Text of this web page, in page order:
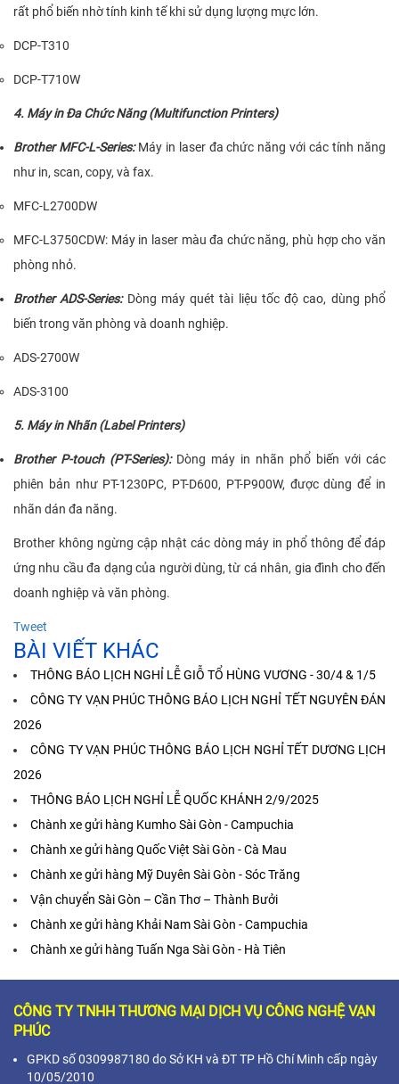
rất phổ biến nhờ tính kinh tế khi sử dụng lượng mực lớn.
DCP-T310
DCP-T710W
4. Máy in Đa Chức Năng (Multifunction Printers)
Brother MFC-L-Series:Máy in laser đa chức năng với các tính năng
như in, scan, copy, và fax.
MFC-L2700DW
MFC-L3750CDW: Máy in laser màu đa chức năng, phù hợp cho văn
phòng nhỏ.
Brother ADS-Series:Dòng máy quét tài liệu tốc độ cao, dùng phổ
biến trong văn phòng và doanh nghiệp.
ADS-2700W
ADS-3100
5. Máy in Nhãn (Label Printers)
Brother P-touch (PT-Series):Dòng máy in nhãn phổ biến với các
phiên bản như PT-1230PC, PT-D600, PT-P900W, được dùng để in
nhãn dán đa năng.
Brother không ngừng cập nhật các dòng máy in phổ thông để đáp
ứng nhu cầu đa dạng của người dùng, từ cá nhân, gia đình cho đến
doanh nghiệp và văn phòng.
Tweet
BÀI VIẾT KHÁC
THÔNG BÁO LỊCH NGHỈ LỄ GIỖ TỔ HÙNG VƯƠNG - 30/4 & 1/5
CÔNG TY VẠN PHÚC THÔNG BÁO LỊCH NGHỈ TẾT NGUYÊN ĐÁN
2026
CÔNG TY VẠN PHÚC THÔNG BÁO LỊCH NGHỈ TẾT DƯƠNG LỊCH
2026
THÔNG BÁO LỊCH NGHỈ LỄ QUỐC KHÁNH 2/9/2025
Chành xe gửi hàng Kumho Sài Gòn - Campuchia
Chành xe gửi hàng Quốc Việt Sài Gòn - Cà Mau
Chành xe gửi hàng Mỹ Duyên Sài Gòn - Sóc Trăng
Vận chuyển Sài Gòn – Cần Thơ – Thành Bưởi
Chành xe gửi hàng Khải Nam Sài Gòn - Campuchia
Chành xe gửi hàng Tuấn Nga Sài Gòn - Hà Tiên
CÔNG TY TNHH THƯƠNG MẠI DỊCH VỤ CÔNG NGHỆ VẠN
PHÚC
GPKD số 0309987180 do Sở KH và ĐT TP Hồ Chí Minh cấp ngày
10/05/2010